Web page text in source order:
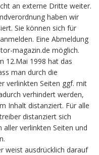
an externe Dritte weiter.
haben wir
Sie können sich für
anmelden. Eine Abmeldung
magazin.de möglich.
12.Mai 1998 hat das
man durch die
verlinkten Seiten ggf. mit
verhindert werden,
Inhalt distanziert. Für alle
distanziert sich
verlinkten Seiten und
weist ausdrücklich darauf